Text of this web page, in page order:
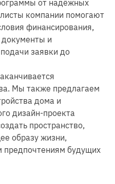
от надёжных
компании помогают
финансирования,
и
заявки до
Мы также предлагаем
дома и
дизайн-проекта
пространство,
образу жизни,
предпочтениям будущих